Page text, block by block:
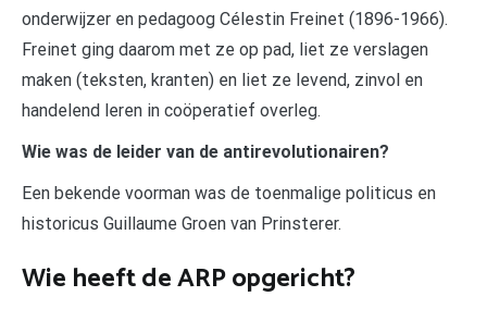
onderwijzer en pedagoog Célestin Freinet (1896-1966).
Freinet ging daarom met ze op pad, liet ze verslagen
maken (teksten, kranten) en liet ze levend, zinvol en
handelend leren in coöperatief overleg.
Wie was de leider van de antirevolutionairen?
Een bekende voorman was de toenmalige politicus en
historicus Guillaume Groen van Prinsterer.
Wie heeft de ARP opgericht?